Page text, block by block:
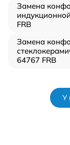
Замена
FRB
Замена
64767 FRB
У